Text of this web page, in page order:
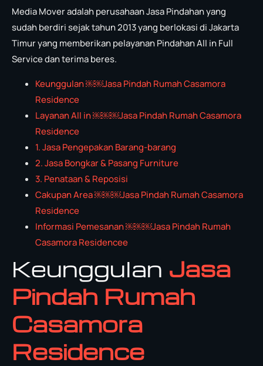
Media Mover adalah perusahaan Jasa Pindahan yang
sudah berdiri sejak tahun 2013 yang berlokasi di Jakarta
Timur yang memberikan pelayanan Pindahan All in Full
Service dan terima beres.
Keunggulan ￼￼Jasa Pindah Rumah Casamora
Residence
Layanan All in ￼￼￼Jasa Pindah Rumah Casamora
Residence
1. Jasa Pengepakan Barang-barang
2. Jasa Bongkar & Pasang Furniture
3. Penataan & Reposisi
Cakupan Area ￼￼￼Jasa Pindah Rumah Casamora
Residence
Informasi Pemesanan ￼￼￼Jasa Pindah Rumah
Casamora Residencee
Keunggulan Jasa
Pindah Rumah
Casamora
Residence